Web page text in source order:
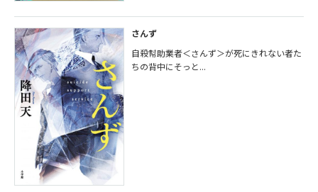
さんず
自殺幇助業者＜さんず＞が死にきれない者た
ちの背中にそっと...